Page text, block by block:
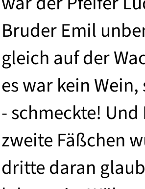
Bruder Emil
gleich auf der
es war kein
- schmeckte!
zweite Fäßchen
dritte daran